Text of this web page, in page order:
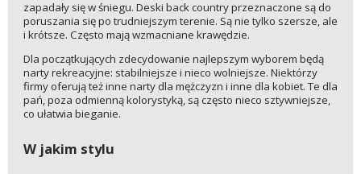
zapadały się w śniegu. Deski back country przeznaczone są do
poruszania się po trudniejszym terenie. Są nie tylko szersze, ale
i krótsze. Często mają wzmacniane krawędzie.
Dla początkujących zdecydowanie najlepszym wyborem będą
narty rekreacyjne: stabilniejsze i nieco wolniejsze. Niektórzy
firmy oferują też inne narty dla mężczyzn i inne dla kobiet. Te dla
pań, poza odmienną kolorystyką, są często nieco sztywniejsze,
co ułatwia bieganie.
W jakim stylu